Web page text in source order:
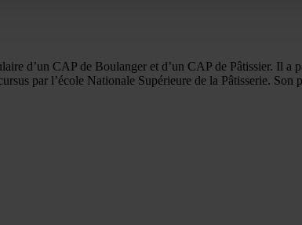
d’un CAP de Boulanger et d’un CAP de Pâtissier. Il
par l’école Nationale Supérieure de la Pâtisserie. Son